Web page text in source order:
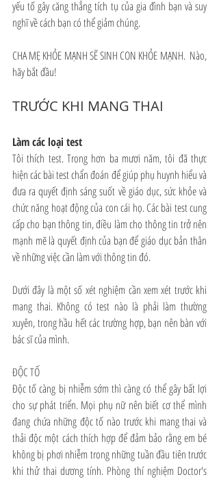
yếu tố gây căng thẳng tích tụ của gia đình bạn và suy
nghĩ về cách bạn có thể giảm chúng.
CHA MẸ KHỎE MẠNH SẼ SINH CON KHỎE MẠNH.  Nào,
hãy bắt đầu!
TRƯỚC KHI MANG THAI
Làm các loại test
Tôi thích test. Trong hơn ba mươi năm, tôi đã thực
hiện các bài test chẩn đoán để giúp phụ huynh hiểu và
đưa ra quyết định sáng suốt về giáo dục, sức khỏe và
chức năng hoạt động của con cái họ. Các bài test cung
cấp cho bạn thông tin, điều làm cho thông tin trở nên
mạnh mẽ là quyết định của bạn để giáo dục bản thân
về những việc cần làm với thông tin đó.
Dưới đây là một số xét nghiệm cần xem xét trước khi
mang thai. Không có test nào là phải làm thường
xuyên, trong hầu hết các trường hợp, bạn nên bàn với
bác sĩ của mình.
ĐỘC TỐ
Độc tố càng bị nhiễm sớm thì càng có thể gây bất lợi
cho sự phát triển. Mọi phụ nữ nên biết cơ thể mình
đang chứa những độc tố nào trước khi mang thai và
thải độc một cách thích hợp để đảm bảo rằng em bé
không bị phơi nhiễm trong những tuần đầu tiên trước
khi thử thai dương tính. Phòng thí nghiệm Doctor's